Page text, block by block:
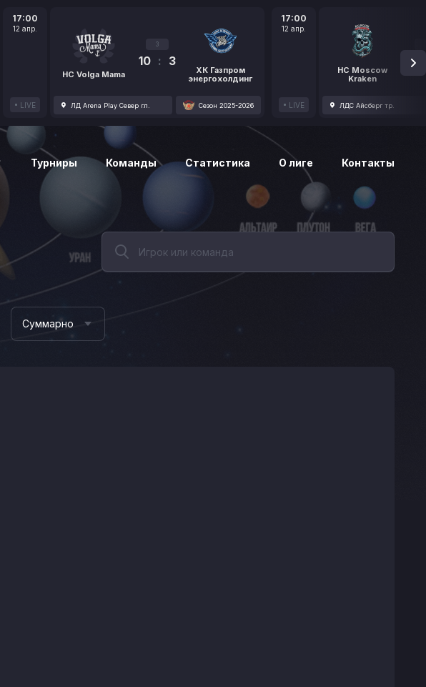
17:00
12 апр.
LIVE
HC Volga Mama
3
10 : 3
ХК Газпром
энергохолдинг
ЛД Arena Play Север гл. Сезон 2025-2026
17:00
12 апр.
LIVE
HC Moscow
Kraken
1
ЛДС Айсберг тр.
Турниры Команды Статистика О лиге Контакты
Суммарно